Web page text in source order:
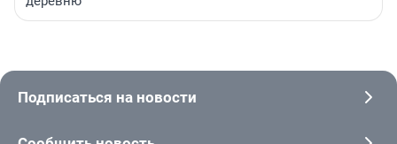
Подписаться на новости